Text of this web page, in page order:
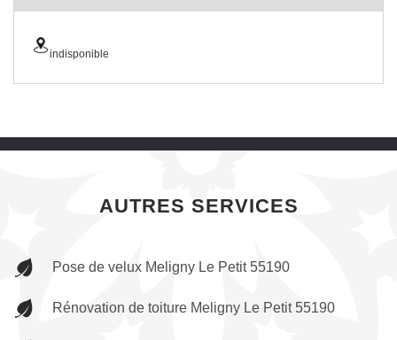
indisponible
AUTRES SERVICES
Pose de velux Meligny Le Petit 55190
Rénovation de toiture Meligny Le Petit 55190